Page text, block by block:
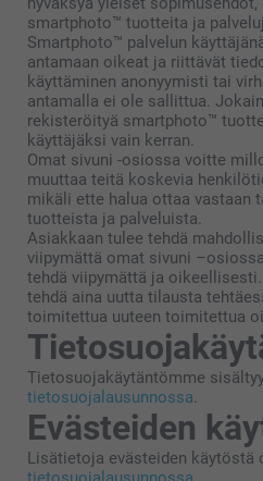
smartphoto™ tuotteita ja
Smartphoto™ palvelun
antamaan oikeat ja riittävät
käyttäminen anonyymisti tai
antamalla ei ole sallittua.
rekisteröityä smartphoto™
käyttäjäksi vain kerran.
Omat sivuni -osiossa voitte
muuttaa teitä koskevia
mikäli ette halua ottaa vastaan
tuotteista ja palveluista.
Asiakkaan tulee tehdä
viipymättä omat sivuni
tehdä viipymättä ja
tehdä aina uutta tilausta
toimitettua uuteen toimitettua
Tietosuojakäytäntömme
tietosuojalausunnossa.
Evästeiden
Lisätietoja evästeiden käytöstä